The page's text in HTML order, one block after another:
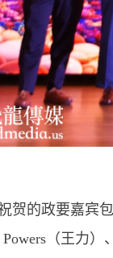
贺的政要嘉宾
Powers（王力